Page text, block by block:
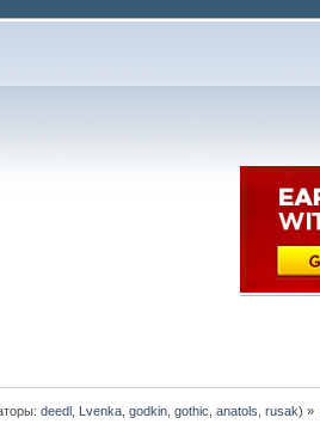
deedl Lvenka ,godkin ,gothic ,anatols ,rusak) »